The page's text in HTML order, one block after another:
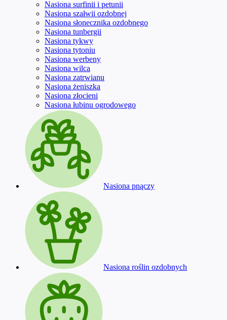
Nasiona surfinii i petunii
Nasiona szałwii ozdobnej
Nasiona słonecznika ozdobnego
Nasiona tunbergii
Nasiona tykwy
Nasiona tytoniu
Nasiona werbeny
Nasiona wilca
Nasiona zatrwianu
Nasiona żeniszka
Nasiona złocieni
Nasiona łubinu ogrodowego
Nasiona pnączy
Nasiona roślin ozdobnych